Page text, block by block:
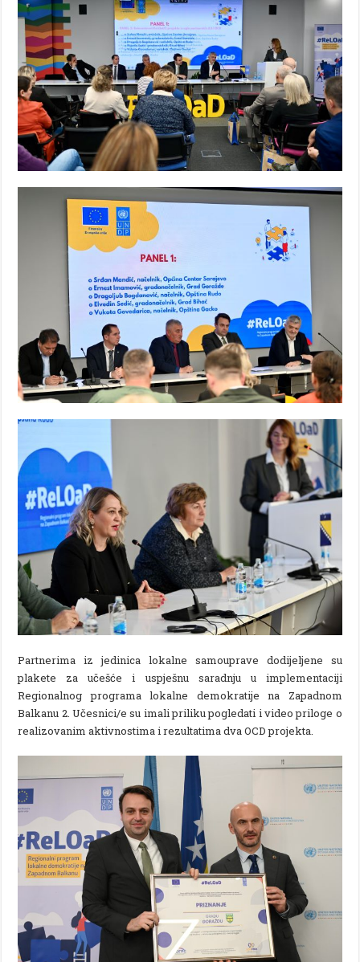
Partnerima iz jedinica lokalne samouprave dodijeljene su
plakete za učešće i uspješnu saradnju u implementaciji
Regionalnog programa lokalne demokratije na Zapadnom
Balkanu 2. Učesnici/e su imali priliku pogledati i video priloge o
realizovanim aktivnostima i rezultatima dva OCD projekta.